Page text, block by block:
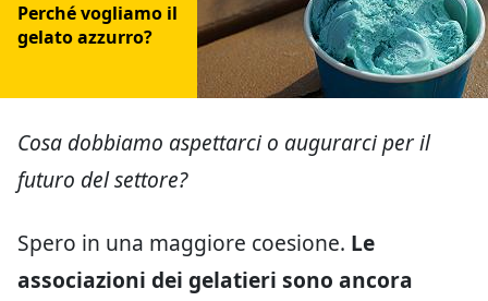
Perché vogliamo il
gelato azzurro?
Cosa dobbiamo aspettarci o augurarci per il
futuro del settore?
Spero in una maggiore coesione. Le
associazioni dei gelatieri sono ancora